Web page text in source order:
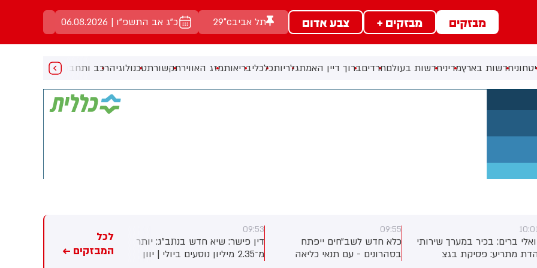
מבזקים מבזקים + צבע אדום תל אביב29°c כ"ג אב התשפ"ו | 06.08.2026
חדשות בארץמדיניחדשות בעולםחרדיםברוך דיין האמתגלריותכלכליבריאותמזג האווירתקשורתטכנולוגיהרכב ותחבורהמעניין
ברים: בכיר במערך שירותי
הדת מתריע: פסיקת בגצ
09:55
כלא חדש לשב״חים ייפתח
בסהרונים - עם תנאי כליאה
09:53
דין פישר: שיא חדש בנתב"ג: יותר
מ־2.35 מיליון נוסעים ביולי | יוון
טוביה יגלניק: פרסום ראשון: בתי
הדין הרבניים בדרך להשבתה
לכל
המבזקים ←